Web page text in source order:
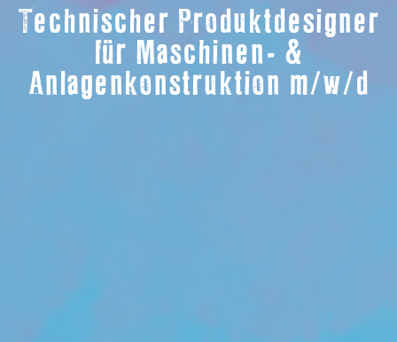
Technischer Produktdesigner
für Maschinen- &
Anlagenkonstruktion m/w/d